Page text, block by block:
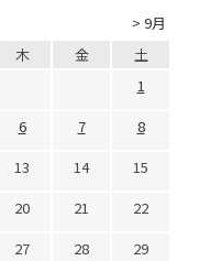
> 9月
木 金
土
1
6 7
8
13 14
15
20 21
22
27 28
29